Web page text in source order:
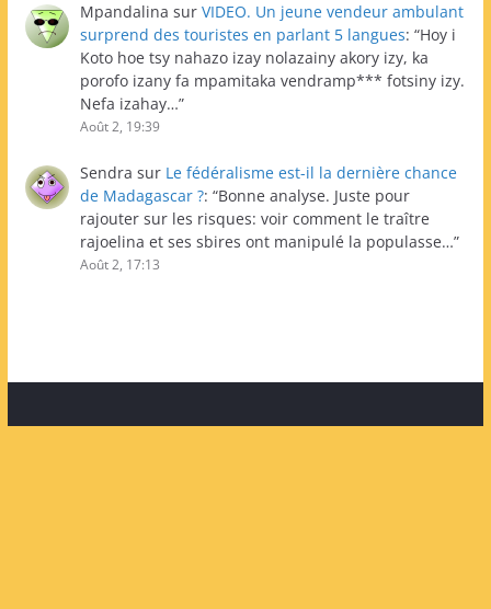
Mpandalina sur VIDEO. Un jeune vendeur ambulant
surprend des touristes en parlant 5 langues: “Hoy i
Koto hoe tsy nahazo izay nolazainy akory izy, ka
porofo izany fa mpamitaka vendramp*** fotsiny izy.
Nefa izahay…”
Août 2, 19:39
Sendra sur Le fédéralisme est-il la dernière chance
de Madagascar ?: “Bonne analyse. Juste pour
rajouter sur les risques: voir comment le traître
rajoelina et ses sbires ont manipulé la populasse…”
Août 2, 17:13